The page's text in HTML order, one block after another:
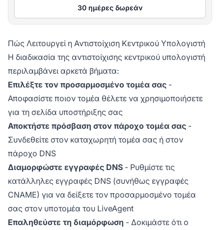
30 ημέρες δωρεάν
Πώς Λειτουργεί η Αντιστοίχιση Κεντρικού Υπολογιστή
Η διαδικασία της αντιστοίχισης κεντρικού υπολογιστή
περιλαμβάνει αρκετά βήματα:
Επιλέξτε τον προσαρμοσμένο τομέα σας -
Αποφασίστε ποιον τομέα θέλετε να χρησιμοποιήσετε
για τη σελίδα υποστήριξης σας
Αποκτήστε πρόσβαση στον πάροχο τομέα σας -
Συνδεθείτε στον καταχωρητή τομέα σας ή στον
πάροχο DNS
Διαμορφώστε εγγραφές DNS - Ρυθμίστε τις
κατάλληλες εγγραφές DNS (συνήθως εγγραφές
CNAME) για να δείξετε τον προσαρμοσμένο τομέα
σας στον υποτομέα του LiveAgent
Επαληθεύστε τη διαμόρφωση - Δοκιμάστε ότι ο